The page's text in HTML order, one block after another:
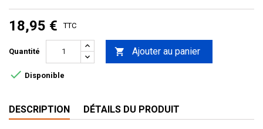
18,95 € TTC
Quantité  Ajouter au panier
 Disponible
DESCRIPTION DÉTAILS DU PRODUIT